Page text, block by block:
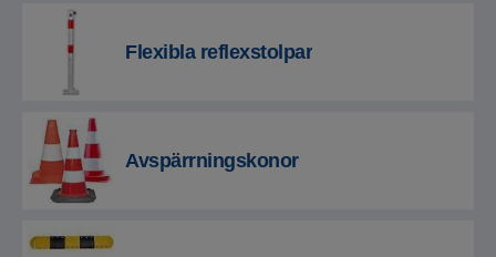
Flexibla reflexstolpar
Avspärrningskonor